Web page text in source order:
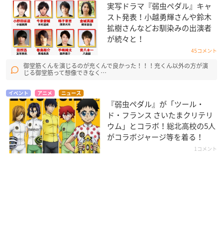
実写ドラマ『弱虫ペダル』キャ
スト発表！小越勇輝さんや鈴木
拡樹さんなどお馴染みの出演者
が続々と！
45コメント
御堂筋くんを演じるのが充くんで良かった！！！充くん以外の方が演
じる御堂筋って想像できなく…
イベント アニメ ニュース
『弱虫ペダル』が「ツール・
ド・フランス さいたまクリテリ
ウム」とコラボ！総北高校の5人
がコラボジャージ等を着る！
1コメント